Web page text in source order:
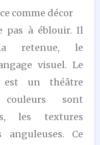
comme décor
pas à éblouir. Il
retenue, le
visuel. Le
est un théâtre
sont
les textures
Ce